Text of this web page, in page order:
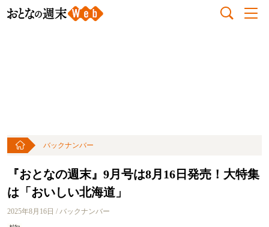
バックナンバー
『おとなの週末』9月号は8月16日発売！大特集
は「おいしい北海道」
2025年8月16日 / バックナンバー